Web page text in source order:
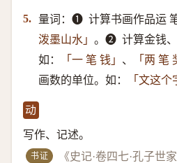
5. 量词：➊ ​ 计算书画作品运
泼墨山水」 。➋ ​ 计算金钱、
如：
「一 笔 钱」 、 「两 笔
画数的单位。如：
「文这个
动
写作、记述。
书证 《史记·卷四七·孔子世家